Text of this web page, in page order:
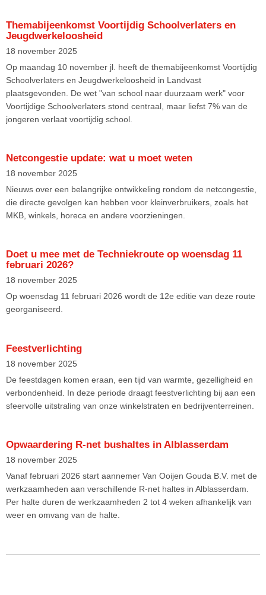
Themabijeenkomst Voortijdig Schoolverlaters en
Jeugdwerkeloosheid
18 november 2025
Op maandag 10 november jl. heeft de themabijeenkomst Voortijdig
Schoolverlaters en Jeugdwerkeloosheid in Landvast
plaatsgevonden. De wet "van school naar duurzaam werk" voor
Voortijdige Schoolverlaters stond centraal, maar liefst 7% van de
jongeren verlaat voortijdig school.
Netcongestie update: wat u moet weten
18 november 2025
Nieuws over een belangrijke ontwikkeling rondom de netcongestie,
die directe gevolgen kan hebben voor kleinverbruikers, zoals het
MKB, winkels, horeca en andere voorzieningen.
Doet u mee met de Techniekroute op woensdag 11
februari 2026?
18 november 2025
Op woensdag 11 februari 2026 wordt de 12e editie van deze route
georganiseerd.
Feestverlichting
18 november 2025
De feestdagen komen eraan, een tijd van warmte, gezelligheid en
verbondenheid. In deze periode draagt feestverlichting bij aan een
sfeervolle uitstraling van onze winkelstraten en bedrijventerreinen.
Opwaardering R-net bushaltes in Alblasserdam
18 november 2025
Vanaf februari 2026 start aannemer Van Ooijen Gouda B.V. met de
werkzaamheden aan verschillende R-net haltes in Alblasserdam.
Per halte duren de werkzaamheden 2 tot 4 weken afhankelijk van
weer en omvang van de halte.